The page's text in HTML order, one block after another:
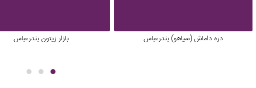
دره داماش (سیاهو) بندرعباس بازار زیتون بندرعباس